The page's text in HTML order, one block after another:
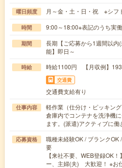
曜日頻度 月～金・土・日・祝 ※シフ
時間 9:00～18:00※表記のうち実働
期間
長期【ご応募から1週間以
能】即日～
時給 時給1100円 【月収例】
交通費
交通費支給有り
仕事内容
軽作業（仕分け・ピッキング
倉庫内でコンテナを洗浄機
ます。(派遣)アクティブに
応募資格
職種未経験OK / ブランクOK
要
【来社不要、WEB登録OK
ー、主婦(夫) 大歓迎！ ※お